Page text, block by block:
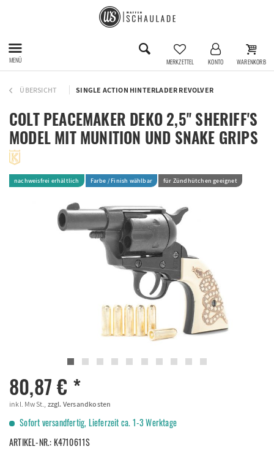
MENÜ MERKZETTEL KONTO WARENKORB
ÜBERSICHT SINGLE ACTION HINTERLADER REVOLVER
COLT PEACEMAKER DEKO 2,5'' SHERIFF'S
MODEL MIT MUNITION UND SNAKE GRIPS
nachweisfrei erhältlich Farbe / Finish wählbar für Zündhütchen geeignet
80,87 € *
inkl. MwSt., zzgl. Versandkosten
Sofort versandfertig, Lieferzeit ca. 1-3 Werktage
ARTIKEL-NR.:K4710611S